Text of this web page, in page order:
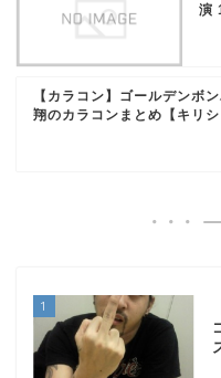
演
【カラコン】ゴールデンボ
翔のカラコンまとめ【キリシ
1